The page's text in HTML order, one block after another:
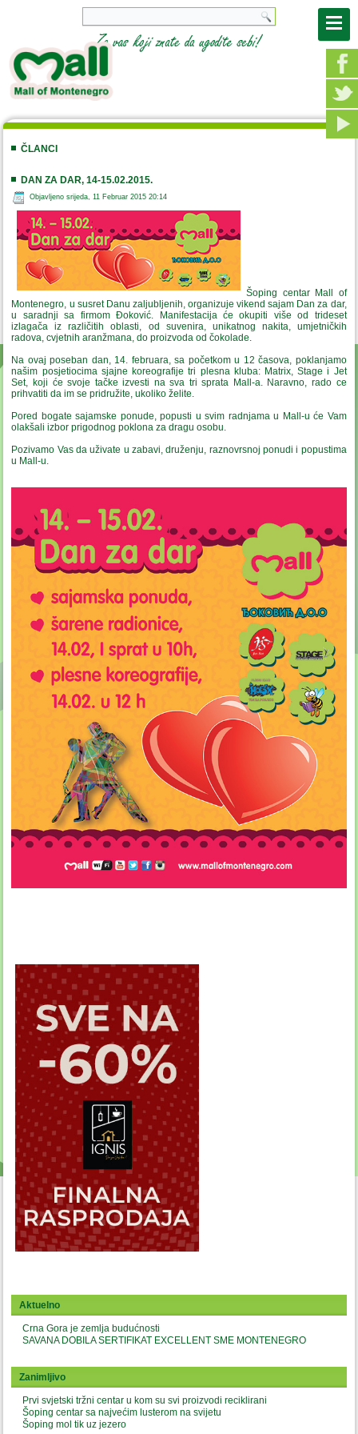
ČLANCI
DAN ZA DAR, 14-15.02.2015.
Objavljeno srijeda, 11 Februar 2015 20:14
Šoping centar Mall of
Montenegro, u susret Danu zaljubljenih, organizuje vikend sajam Dan za dar,
u saradnji sa firmom Đoković. Manifestacija će okupiti više od trideset
izlagača iz različitih oblasti, od suvenira, unikatnog nakita, umjetničkih
radova, cvjetnih aranžmana, do proizvoda od čokolade.
Na ovaj poseban dan, 14. februara, sa početkom u 12 časova, poklanjamo
našim posjetiocima sjajne koreografije tri plesna kluba: Matrix, Stage i Jet
Set, koji će svoje tačke izvesti na sva tri sprata Mall-a. Naravno, rado ce
prihvatiti da im se pridružite, ukoliko želite.
Pored bogate sajamske ponude, popusti u svim radnjama u Mall-u će Vam
olakšali izbor prigodnog poklona za dragu osobu.
Pozivamo Vas da uživate u zabavi, druženju, raznovrsnoj ponudi i popustima
u Mall-u.
Aktuelno
Crna Gora je zemlja budućnosti
SAVANA DOBILA SERTIFIKAT EXCELLENT SME MONTENEGRO
Zanimljivo
Prvi svjetski tržni centar u kom su svi proizvodi reciklirani
Šoping centar sa najvećim lusterom na svijetu
Šoping mol tik uz jezero